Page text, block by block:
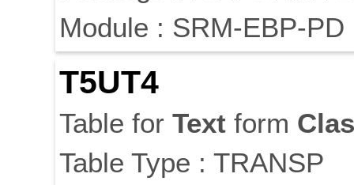
Module : SRM-EBP-PD
T5UT4
Table for Text form
Table Type : TRANSP